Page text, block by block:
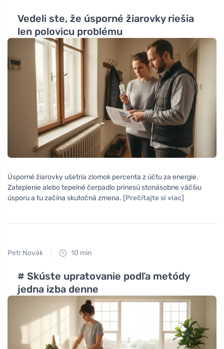
Vedeli ste, že úsporné žiarovky riešia
len polovicu problému
Úsporné žiarovky ušetria zlomok percenta z účtu za energie.
Zateplenie alebo tepelné čerpadlo prinesú stonásobne väčšiu
úsporu a tu začína skutočná zmena. [Prečítajte si viac]
Petr Novák 10 min
# Skúste upratovanie podľa metódy
jedna izba denne